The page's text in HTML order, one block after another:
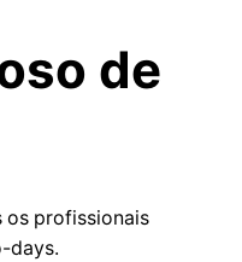
de
os profissionais
days.